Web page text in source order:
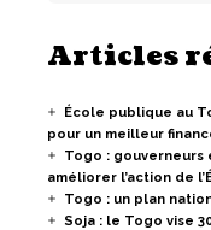
Articles
École publique au
pour un meilleur
Togo :
améliorer l’action de
Togo : un plan
Soja : le Togo vise